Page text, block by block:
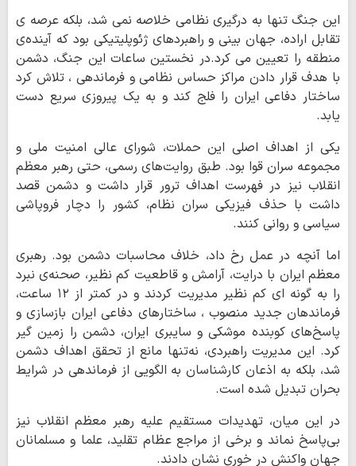
این جنگ تنها به درگیری نظامی خلاصه نمی شد، بلکه عرصه ی
تقابل اراده‌، جهان بینی و راهبردهای ژئوپلیتیکی بود که آینده‌ی
منطقه را تعیین می کرد.در نخستین ساعات این جنگ، دشمن
با هدف قرار دادن مراکز حساس نظامی و فرماندهی ، تلاش کرد
ساختار دفاعی ایران را فلج کند و به یک پیروزی سریع دست
یابد.
یکی از اهداف اصلی این حملات، شورای عالی امنیت ملی و
مجموعه سران قوا بود. طبق روایت‌های رسمی، حتی رهبر معظم
انقلاب نیز در فهرست اهداف ترور قرار داشت و دشمن قصد
داشت با حذف فیزیکی سران نظام، کشور را دچار فروپاشی
سیاسی و روانی کنند.
اما آنچه در عمل رخ داد، خلاف محاسبات دشمن بود. رهبری
معظم ایران با درایت، آرامش و قاطعیت کم نظیر، صحنه‌ی نبرد
را به گونه ای کم نظیر مدیریت کردند و در کمتر از ۱۲ ساعت،
فرماندهان جدید منصوب ، ساختارهای دفاعی ایران بازسازی و
پاسخ‌های کوبنده موشکی و سایبری ایران، دشمن را زمین گیر
کرد. این مدیریت راهبردی، نه‌تنها مانع از تحقق اهداف دشمن
شد، بلکه به اذعان کارشناسان به الگویی از فرماندهی در شرایط
بحران تبدیل شده است.
در این میان، تهدیدات مستقیم علیه رهبر معظم انقلاب نیز
بی‌پاسخ نماند و برخی از مراجع عظام تقلید، علما و مسلمانان
جهان واکنش در خوری نشان دادند.